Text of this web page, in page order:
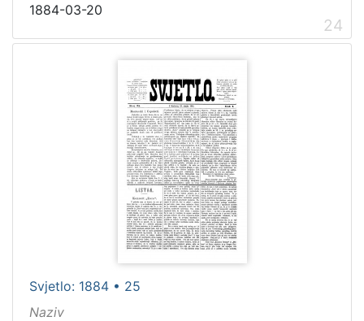
1884-03-20
24
Svjetlo: 1884 • 25
Naziv